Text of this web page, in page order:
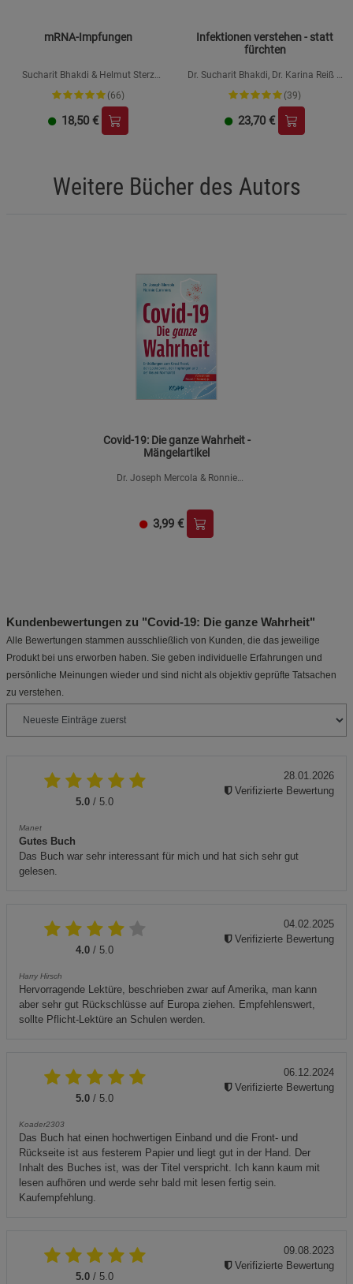
mRNA-Impfungen
Sucharit Bhakdi & Helmut Sterz
(Hrsg.), Hans Christophers, Claus
Köhnlein, Karina Reiß, Jens Wernicke
(66)
18,50 €
Infektionen verstehen - statt
fürchten
Dr. Sucharit Bhakdi, Dr. Karina Reiß &
Dr. Claus Köhnlein
(39)
23,70 €
Weitere Bücher des Autors
Covid-19: Die ganze Wahrheit -
Mängelartikel
Dr. Joseph Mercola & Ronnie
3,99 €
Kundenbewertungen zu "Covid-19: Die ganze Wahrheit"
Alle Bewertungen stammen ausschließlich von Kunden, die das jeweilige
Produkt bei uns erworben haben. Sie geben individuelle Erfahrungen und
persönliche Meinungen wieder und sind nicht als objektiv geprüfte Tatsachen
zu verstehen.
5.0 / 5.0
Manet
Gutes Buch
Das Buch war sehr interessant für mich und hat sich sehr gut
gelesen.
28.01.2026
Verifizierte Bewertung
4.0 / 5.0
Harry Hirsch
Hervorragende Lektüre, beschrieben zwar auf Amerika, man kann
aber sehr gut Rückschlüsse auf Europa ziehen. Empfehlenswert,
sollte Pflicht-Lektüre an Schulen werden.
04.02.2025
Verifizierte Bewertung
5.0 / 5.0
Koader2303
Das Buch hat einen hochwertigen Einband und die Front- und
Rückseite ist aus festerem Papier und liegt gut in der Hand. Der
Inhalt des Buches ist, was der Titel verspricht. Ich kann kaum mit
lesen aufhören und werde sehr bald mit lesen fertig sein.
Kaufempfehlung.
06.12.2024
Verifizierte Bewertung
5.0 / 5.0
09.08.2023
Verifizierte Bewertung